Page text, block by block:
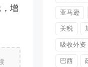
增
亚马逊
关税
吸收外资
巴西